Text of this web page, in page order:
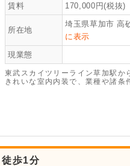
賃料 170,000 円(税抜)
所在地
埼玉県草加市 高
に表示
現業態
東武スカイツリーライン草加駅
きれいな室内内装で、業種や諸
歩1分